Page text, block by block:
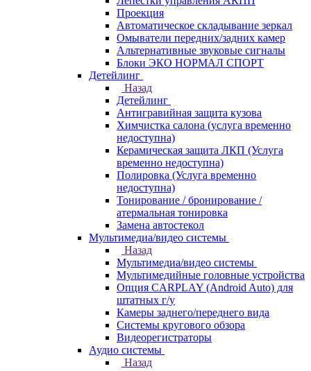
Проекция
Автоматическое складывание зеркал
Омыватели передних/задних камер
Альтернативные звуковые сигналы
Блоки ЭКО НОРМАЛ СПОРТ
Детейлинг
Назад
Детейлинг
Антигравийная защита кузова
Химчистка салона (услуга временно
недоступна)
Керамическая защита ЛКП (Услуга
временно недоступна)
Полировка (Услуга временно
недоступна)
Тонирование / бронирование /
атермальная тонировка
Замена автостекол
Мультимедиа/видео системы
Назад
Мультимедиа/видео системы
Мультимедийные головные устройства
Опция CARPLAY (Android Auto) для
штатных г/у
Камеры заднего/переднего вида
Системы кругового обзора
Видеорегистраторы
Аудио системы
Назад